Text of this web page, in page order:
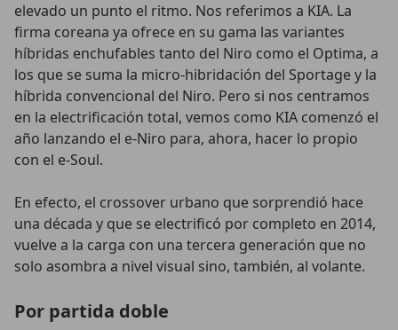
elevado un punto el ritmo. Nos referimos a KIA. La
firma coreana ya ofrece en su gama las variantes
híbridas enchufables tanto del Niro como el Optima, a
los que se suma la micro-hibridación del Sportage y la
híbrida convencional del Niro. Pero si nos centramos
en la electrificación total, vemos como KIA comenzó el
año lanzando el e-Niro para, ahora, hacer lo propio
con el e-Soul.
En efecto, el crossover urbano que sorprendió hace
una década y que se electrificó por completo en 2014,
vuelve a la carga con una tercera generación que no
solo asombra a nivel visual sino, también, al volante.
Por partida doble